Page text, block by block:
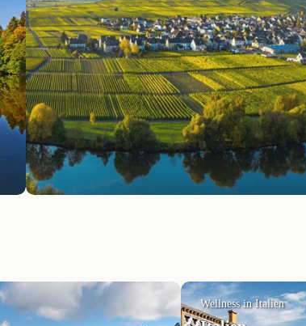
Wellness in Italien